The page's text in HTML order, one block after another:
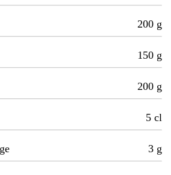
200 g
150 g
200 g
5 cl
3 g